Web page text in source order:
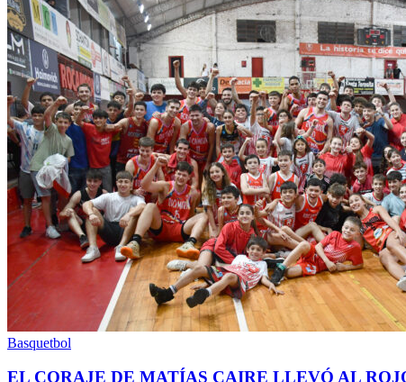
Basquetbol
EL CORAJE DE MATÍAS CAIRE LLEVÓ AL